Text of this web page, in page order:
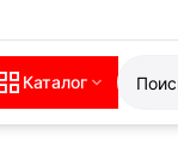
Каталог